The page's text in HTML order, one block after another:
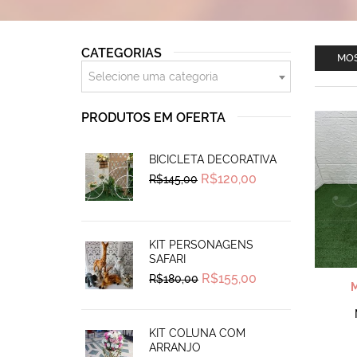
CATEGORIAS
Selecione uma categoria
PRODUTOS EM OFERTA
BICICLETA DECORATIVA
R$145,00 Original
price
R$120,00
KIT PERSONAGENS
SAFARI
R$180,00 Original
price
R$155,00
KIT COLUNA COM
ARRANJO